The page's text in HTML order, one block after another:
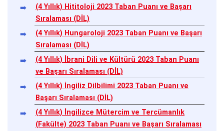
(4 Yıllık) Hititoloji 2023 Taban Puanı ve Başarı
Sıralaması (DİL)
(4 Yıllık) Hungaroloji 2023 Taban Puanı ve Başarı
Sıralaması (DİL)
(4 Yıllık) İbrani Dili ve Kültürü 2023 Taban Puanı
ve Başarı Sıralaması (DİL)
(4 Yıllık) İngiliz Dilbilimi 2023 Taban Puanı ve
Başarı Sıralaması (DİL)
(4 Yıllık) İngilizce Mütercim ve Tercümanlık
(Fakülte) 2023 Taban Puanı ve Başarı Sıralaması